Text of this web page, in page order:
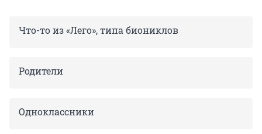
Что-то из «Лего», типа биониклов
Родители
Одноклассники